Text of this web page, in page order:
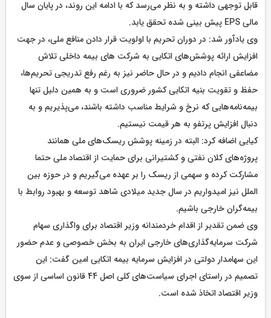
قابل توجهی داشته و به نظر می‌رسد که با ادامه این روند، در پایان سال
مالی EPS پیش بینی شده تحقق یابد.
وی یادآور شد: در دوران تحریم با اولویت قرار دادن منافع ملی، در جهت
افزایش ارائه پوشش‌های اتکایی به شرکت های بیمه داخلی تلاش
مضاعفی انجام دادیم و در حال حاضر نیز به رغم رفع تدریجی تحریم‌ها،
حفظ و تقویت بنیه اتکایی کشور ضروری است و به همین دلیل تنها
بیمه‌نامه‌هایی که نرخ و شرایط مناسب داشته باشند، می‌پذیریم و به
دنبال افزایش پرتفو به هر قیمت نیستیم.
کیایی اضافه کرد: البته در زمینه پوشش ریسک‌های ملی همانند
پروژه‌های کلان نفتی و کشتیرانی برای حمایت از اقتصاد ملی حتما
مشارکت کرده و سهمی از ریسک را بر عهده می‌گیریم و در حوزه بین
الملل نیز امیدواریم در سال جدید میلادی شاهد توسعه و بهبود روابط با
بیمه‌گران خارجی باشیم.
وی ضمن تقدیر از اقدام خردمندانه وزیر اقتصاد برای واگذاری سهام
شرکت سرمایه‌گذاری‌های خارجی ایران به بخش خصوصی و عدم حضور
این سهامدار دولتی در افزایش سرمایه بیمه اتکایی امین گفت: این
تصمیم در راستای اجرای سیاست‌های کلی اصل 44 قانون اساسی از سوی
وزیر اقتصاد اتخاذ شده است.